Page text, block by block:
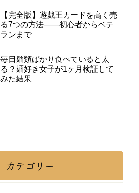
【完全版】遊戯王カードを高く売
る7つの方法——初心者からベテ
ランまで
毎日麺類ばかり食べていると太
る？麺好き女子が1ヶ月検証して
みた結果
カテゴリー